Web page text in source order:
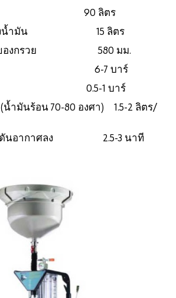
งถัง 90 ลิตร
ดรองน้ำมัน 15 ลิตร
างของกรวย 580 มม.
งาน 6-7 บาร์
ล่า 0.5-1 บาร์
น้ำมันร้อน 70-80 องศา) 1.5-2 ลิตร/
ามดันอากาศลง 2.5-3 นาที